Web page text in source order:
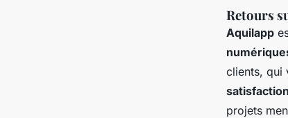
Retours
Aquilapp
clients, qui
projets